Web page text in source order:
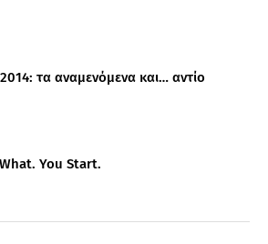
τα αναμενόμενα και… αντίο
You Start.